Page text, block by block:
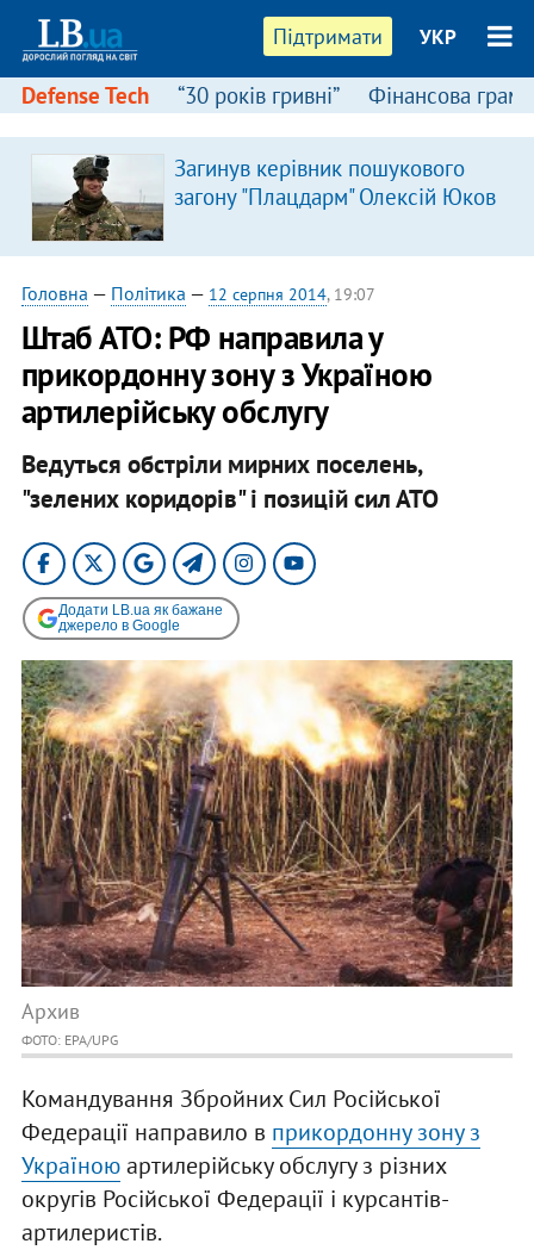
Підтримати УКР
Defense Tech “30 років гривні” Фінансова
Загинув керівник пошукового
загону "Плацдарм" Олексій Юков
Головна — Політика — 12 серпня 2014, 19:07
Штаб АТО: РФ направила у
прикордонну зону з Україною
артилерійську обслугу
Ведуться обстріли мирних поселень,
"зелених коридорів" і позицій сил АТО
Додати LB.ua як бажане
джерело в Google
Архив
ФОТО: EPA/UPG
Командування Збройних Сил Російської
Федерації направило в прикордонну зону з
Україноюартилерійську обслугу з різних
округів Російської Федерації і курсантів-
артилеристів.